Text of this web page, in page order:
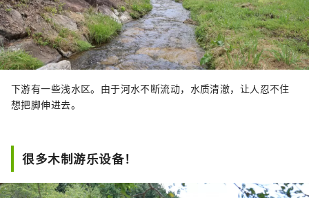
下游有一些浅水区。由于河水不断流动，水质清澈，让人忍不住
想把脚伸进去。
很多木制游乐设备！